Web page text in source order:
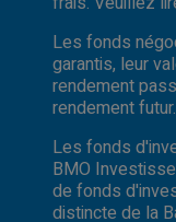
Les fonds
garantis, leur
rendement
rendement futur.
Les fonds
BMO
de fonds
distincte de la